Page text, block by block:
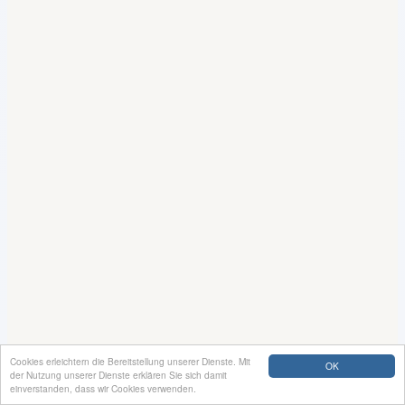
OK
Cookies erleichtern die Bereitstellung unserer Dienste. Mit
der Nutzung unserer Dienste erklären Sie sich damit
einverstanden, dass wir Cookies verwenden.